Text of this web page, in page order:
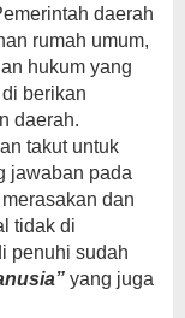
daerah
rumah umum,
hukum yang
berikan
daerah.
takut untuk
jawaban pada
dan
tidak di
penuhi sudah
yang juga